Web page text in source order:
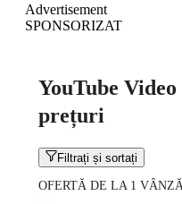
Advertisement
SPONSORIZAT
YouTube
prețuri
Filtrați și sortați
OFERTĂ DE LA 1